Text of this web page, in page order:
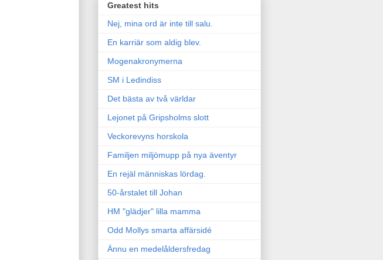
Greatest hits
Nej, mina ord är inte till salu.
En karriär som aldig blev.
Mogenakronymerna
SM i Ledindiss
Det bästa av två världar
Lejonet på Gripsholms slott
Veckorevyns horskola
Familjen miljömupp på nya äventyr
En rejäl människas lördag.
50-årstalet till Johan
HM "glädjer" lilla mamma
Odd Mollys smarta affärsidé
Ännu en medelåldersfredag